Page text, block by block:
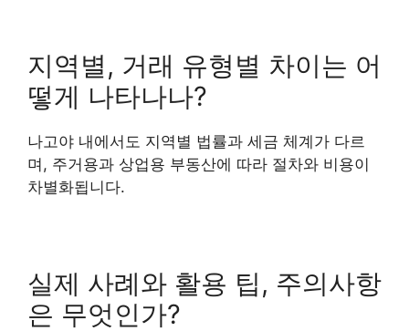
지역별, 거래 유형별 차이는 어
떻게 나타나나?
나고야 내에서도 지역별 법률과 세금 체계가 다르
며, 주거용과 상업용 부동산에 따라 절차와 비용이
차별화됩니다.
실제 사례와 활용 팁, 주의사항
은 무엇인가?